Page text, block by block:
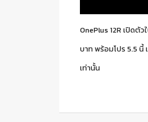
OnePlus 12R เปิดตั
บาท พร้อมโปร 5.5 นี้
เท่านั้น